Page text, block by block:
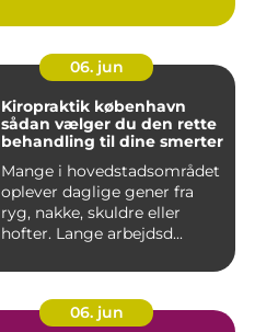
06. jun
Kiropraktik københavn
sådan vælger du den rette
behandling til dine smerter
Mange i hovedstadsområdet
oplever daglige gener fra
ryg, nakke, skuldre eller
hofter. Lange arbejdsd...
06. jun